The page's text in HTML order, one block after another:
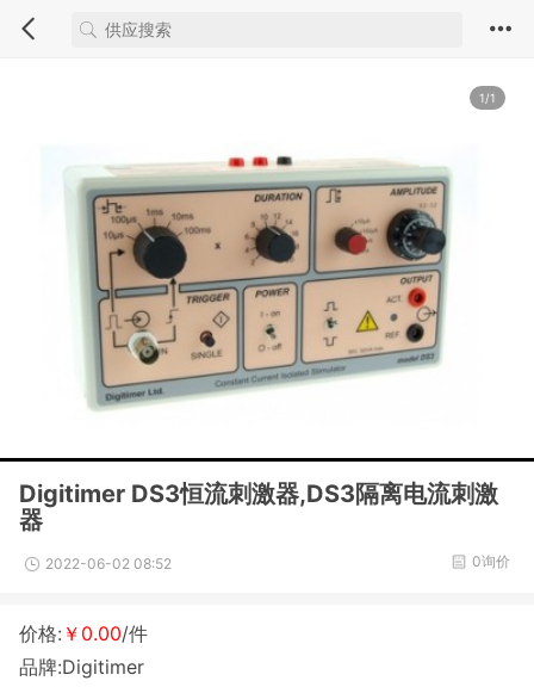
1/1
Digitimer DS3恒流刺激器,DS3隔离电流刺激
器
2022-06-02 08:52 0询价
价格: ￥0.00/件
品牌:Digitimer